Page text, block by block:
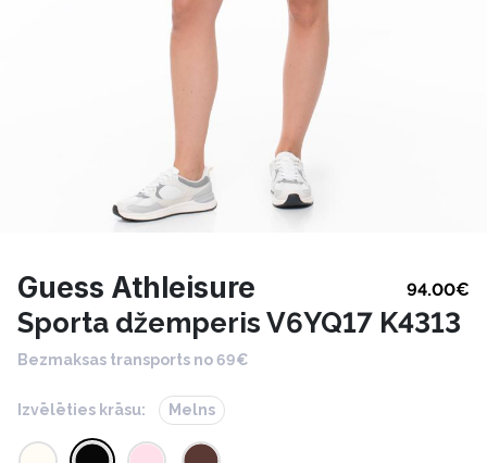
Guess Athleisure 94.00€
Sporta džemperis V6YQ17 K4313
Bezmaksas transports no 69€
Izvēlēties krāsu: Melns